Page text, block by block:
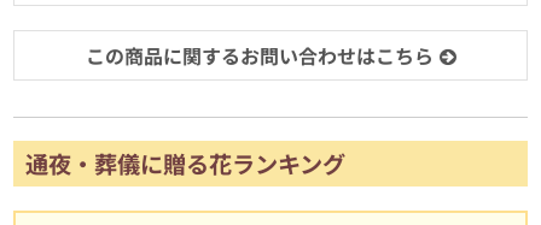
この商品に関するお問い合わせはこちら
通夜・葬儀に贈る花ランキング